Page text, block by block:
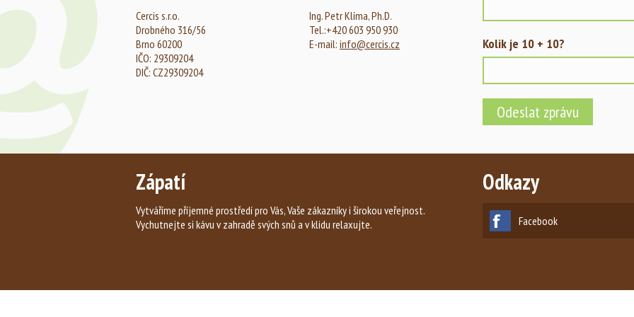
Cercis s.r.o.
Drobného 316/56
Brno 60200
IČO: 29309204
DIČ: CZ29309204
Ing. Petr Klíma, Ph.D.
Tel.:+420 603 950 930
E-mail: info@cercis.cz Kolik je 10 + 10?
Zápatí
Vytváříme příjemné prostředí pro Vás, Vaše zákazníky i širokou veřejnost.
Vychutnejte si kávu v zahradě svých snů a v klidu relaxujte.
Odkazy
Facebook